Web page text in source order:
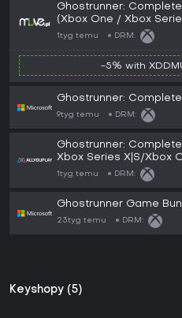
Ghostrunner:
(Xbox One / Xbox
(Europe)
1tyg temu DRM:
-5% with
Ghostrunner:
9tyg temu DRM:
Ghostrunner:
Xbox Series X|S/Xbox
Game
1tyg temu DRM:
Ghostrunner Game
23tyg temu DRM:
Keyshopy (5)